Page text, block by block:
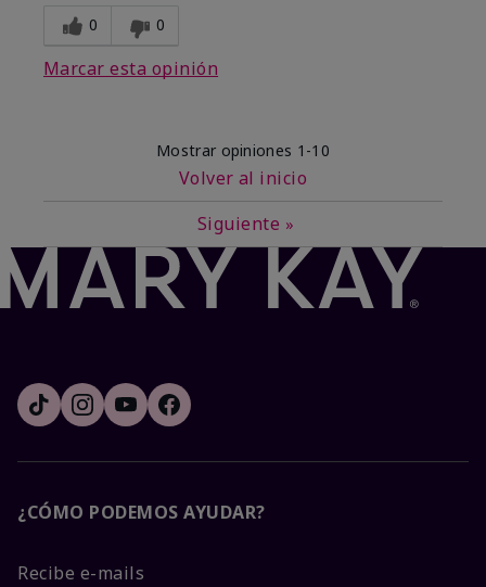
0 0
Marcar esta opinión
Mostrar opiniones 1-10
Volver al inicio
Siguiente »
¿CÓMO PODEMOS AYUDAR?
Recibe e-mails